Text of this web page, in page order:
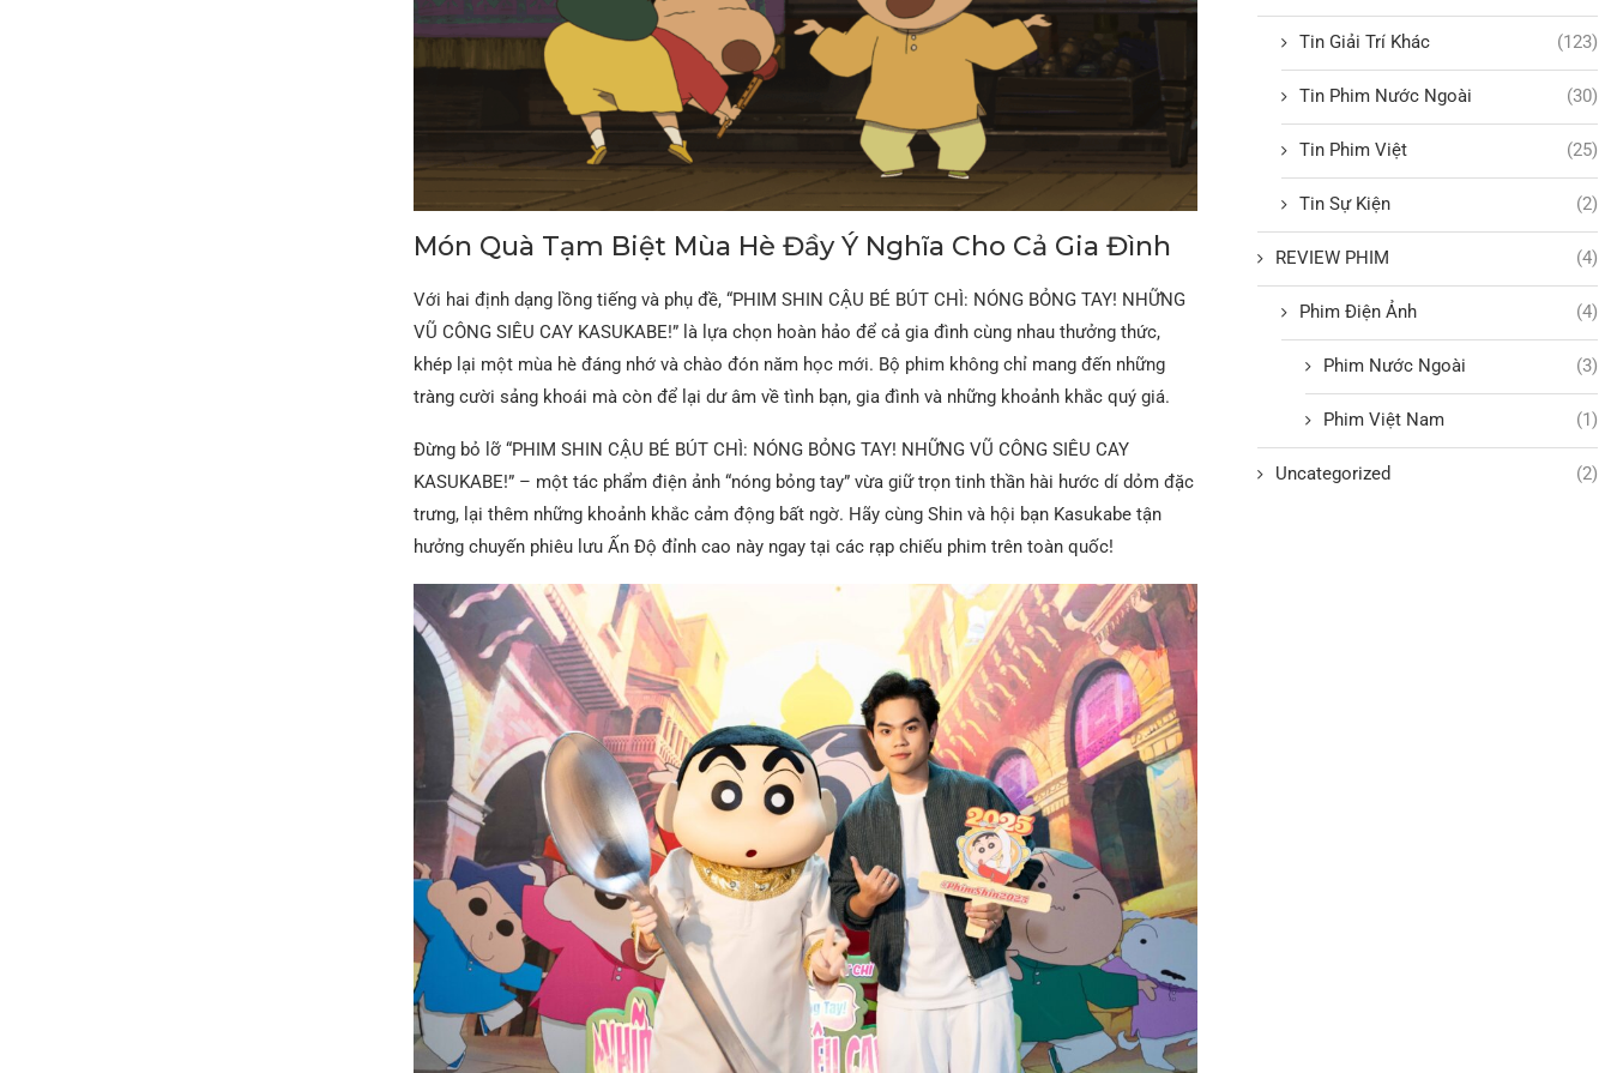
Món Quà Tạm Biệt Mùa Hè Đầy Ý Nghĩa Cho Cả Gia Đình
Với hai định dạng lồng tiếng và phụ đề, “PHIM SHIN CẬU BÉ BÚT CHÌ: NÓNG BỎNG TAY! NHỮNG
VŨ CÔNG SIÊU CAY KASUKABE!” là lựa chọn hoàn hảo để cả gia đình cùng nhau thưởng thức,
khép lại một mùa hè đáng nhớ và chào đón năm học mới. Bộ phim không chỉ mang đến những
tràng cười sảng khoái mà còn để lại dư âm về tình bạn, gia đình và những khoảnh khắc quý giá.
Đừng bỏ lỡ “PHIM SHIN CẬU BÉ BÚT CHÌ: NÓNG BỎNG TAY! NHỮNG VŨ CÔNG SIÊU CAY
KASUKABE!” – một tác phẩm điện ảnh “nóng bỏng tay” vừa giữ trọn tinh thần hài hước dí dỏm đặc
trưng, lại thêm những khoảnh khắc cảm động bất ngờ. Hãy cùng Shin và hội bạn Kasukabe tận
hưởng chuyến phiêu lưu Ấn Độ đỉnh cao này ngay tại các rạp chiếu phim trên toàn quốc!
Tin Giải Trí Khác (123)
Tin Phim Nước Ngoài (30)
Tin Phim Việt (25)
Tin Sự Kiện (2)
REVIEW PHIM (4)
Phim Điện Ảnh (4)
Phim Nước Ngoài (3)
Phim Việt Nam (1)
Uncategorized (2)